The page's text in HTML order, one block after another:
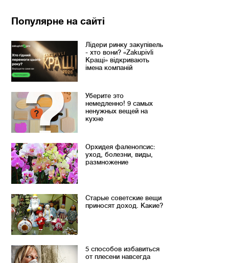
Популярне на сайті
Лідери ринку закупівель
- хто вони? «Zakupivli
Кращі» відкривають
імена компаній
Уберите это
немедленно! 9 самых
ненужных вещей на
кухне
Орхидея фаленопсис:
уход, болезни, виды,
размножение
Старые советские вещи
приносят доход. Какие?
5 способов избавиться
от плесени навсегда